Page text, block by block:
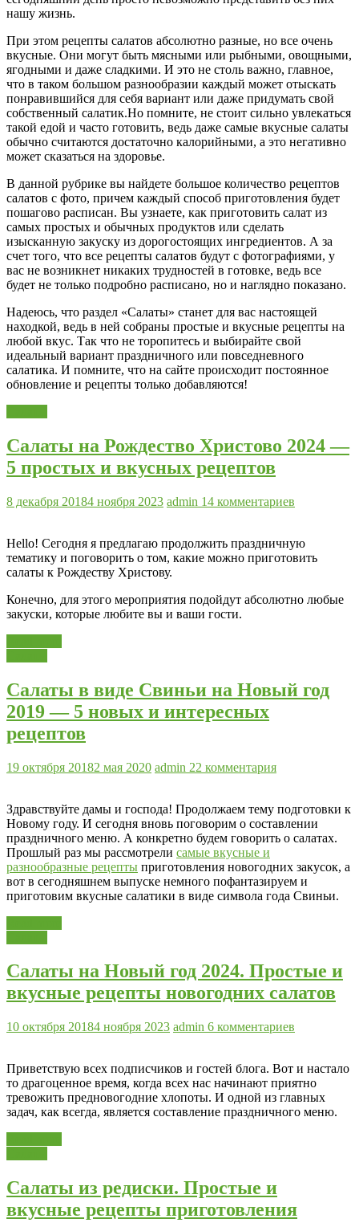
нашу жизнь.
При этом рецепты салатов абсолютно разные, но все очень
вкусные. Они могут быть мясными или рыбными, овощными,
ягодными и даже сладкими. И это не столь важно, главное,
что в таком большом разнообразии каждый может отыскать
понравившийся для себя вариант или даже придумать свой
собственный салатик.Но помните, не стоит сильно увлекаться
такой едой и часто готовить, ведь даже самые вкусные салаты
обычно считаются достаточно калорийными, а это негативно
может сказаться на здоровье.
В данной рубрике вы найдете большое количество рецептов
салатов с фото, причем каждый способ приготовления будет
пошагово расписан. Вы узнаете, как приготовить салат из
самых простых и обычных продуктов или сделать
изысканную закуску из дорогостоящих ингредиентов. А за
счет того, что все рецепты салатов будут с фотографиями, у
вас не возникнет никаких трудностей в готовке, ведь все
будет не только подробно расписано, но и наглядно показано.
Надеюсь, что раздел «Салаты» станет для вас настоящей
находкой, ведь в ней собраны простые и вкусные рецепты на
любой вкус. Так что не торопитесь и выбирайте свой
идеальный вариант праздничного или повседневного
салатика. И помните, что на сайте происходит постоянное
обновление и рецепты только добавляются!
Салаты на Рождество Христово 2024 —
5 простых и вкусных рецептов
8 декабря 20184 ноября 2023 admin 14 комментариев
Hello! Сегодня я предлагаю продолжить праздничную
тематику и поговорить о том, какие можно приготовить
салаты к Рождеству Христову.
Конечно, для этого мероприятия подойдут абсолютно любые
закуски, которые любите вы и ваши гости.
Салаты в виде Свиньи на Новый год
2019 — 5 новых и интересных
рецептов
19 октября 20182 мая 2020 admin 22 комментария
Здравствуйте дамы и господа! Продолжаем тему подготовки к
Новому году. И сегодня вновь поговорим о составлении
праздничного меню. А конкретно будем говорить о салатах.
Прошлый раз мы рассмотрели самые вкусные и
разнообразные рецепты приготовления новогодних закусок, а
вот в сегодняшнем выпуске немного пофантазируем и
приготовим вкусные салатики в виде символа года Свиньи.
Салаты на Новый год 2024. Простые и
вкусные рецепты новогодних салатов
10 октября 20184 ноября 2023 admin 6 комментариев
Приветствую всех подписчиков и гостей блога. Вот и настало
то драгоценное время, когда всех нас начинают приятно
тревожить предновогодние хлопоты. И одной из главных
задач, как всегда, является составление праздничного меню.
Салаты из редиски. Простые и
вкусные рецепты приготовления